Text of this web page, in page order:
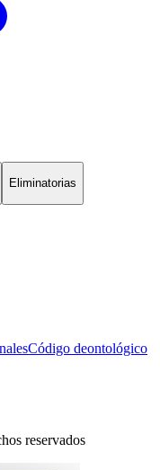
Eliminatorias
Código deontológico
reservados